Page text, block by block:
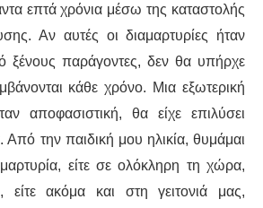
επτά χρόνια μέσω της καταστολής
Αν αυτές οι διαμαρτυρίες ήταν
ξένους παράγοντες, δεν θα υπήρχε
κάθε χρόνο. Μια εξωτερική
αποφασιστική, θα είχε επιλύσει
Από την παιδική μου ηλικία, θυμάμαι
είτε σε ολόκληρη τη χώρα,
είτε ακόμα και στη γειτονιά μας,